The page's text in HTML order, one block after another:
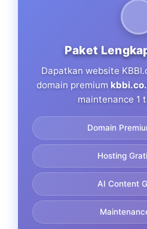
Paket
Dapatkan website
domain premium
maintenance 1
Domain
Hosting
AI Content